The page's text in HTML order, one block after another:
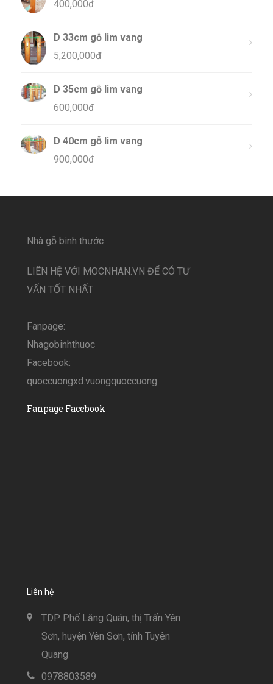
400,000đ
D 33cm gỗ lim vang
5,200,000đ
D 35cm gỗ lim vang
600,000đ
D 40cm gỗ lim vang
900,000đ
Nhà gỗ binh thước
LIÊN HỆ VỚI MOCNHAN.VN ĐỂ CÓ TƯ
VẤN TỐT NHẤT
Fanpage:
Nhagobinhthuoc
Facebook:
quoccuongxd.vuongquoccuong
Fanpage Facebook
Liên hệ
TDP Phố Lăng Quán, thị Trấn Yên
Sơn, huyện Yên Sơn, tỉnh Tuyên
Quang
0978803589